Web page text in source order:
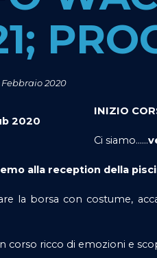
2020
INIZIO
Ci siamo……
alla reception della
la borsa con costume,
corso ricco di emozioni e